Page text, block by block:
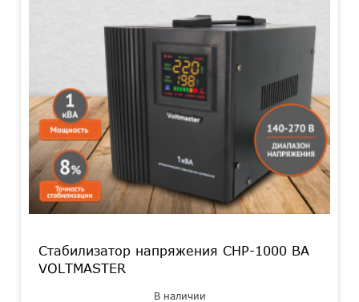
Стабилизатор напряжения СНР-1000 ВА
VOLTMASTER
В наличии